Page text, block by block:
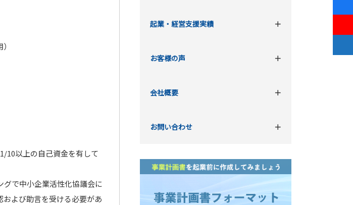
10以上の自己資金を有して
で中小企業活性化協議会に
よび助言を受ける必要があ
起業・経営支援実績
お客様の声
会社概要
お問い合わせ